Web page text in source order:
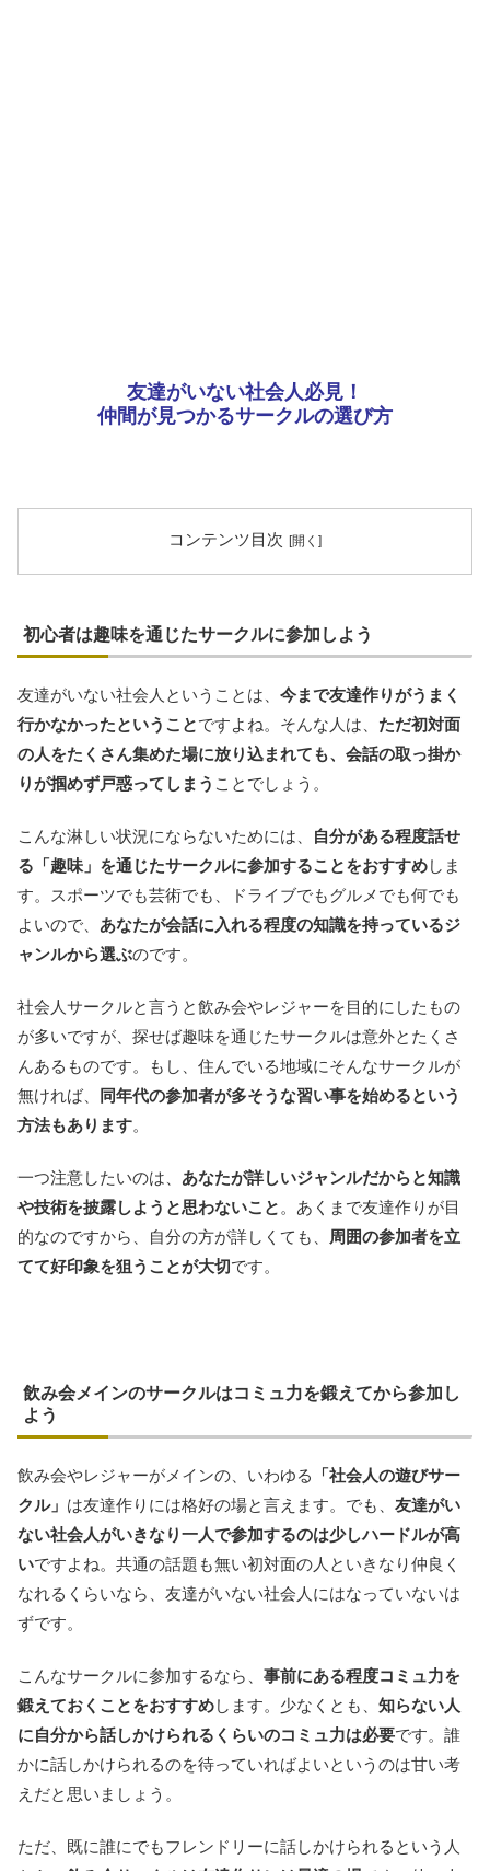
友達がいない社会人必見！
仲間が見つかるサークルの選び方
コンテンツ目次
初心者は趣味を通じたサークルに参加しよう
友達がいない社会人ということは、 今まで友達作りがうまく
行かなかったということですよね。そんな人は、 ただ初対面
の人をたくさん集めた場に放り込まれても、会話の取っ掛か
りが掴めず戸惑ってしまう ことでしょう。
こんな淋しい状況にならないためには、
自分がある程度話せ
る「趣味」を通じたサークルに参加することをおすすめしま
す。スポーツでも芸術でも、ドライブでもグルメでも何でも
よいので、 あなたが会話に入れる程度の知識を持っているジ
ャンルから選ぶのです。
社会人サークルと言うと飲み会やレジャーを目的にしたもの
が多いですが、探せば趣味を通じたサークルは意外とたくさ
んあるものです。もし、住んでいる地域にそんなサークルが
無ければ、
同年代の参加者が多そうな習い事を始めるという
方法もあります。
一つ注意したいのは、 あなたが詳しいジャンルだからと知識
や技術を披露しようと思わないこと 。あくまで友達作りが目
的なのですから、自分の方が詳しくても、
周囲の参加者を立
てて好印象を狙うことが大切です。
飲み会メインのサークルはコミュ力を鍛えてから参加し
よう
飲み会やレジャーがメインの、いわゆる
「社会人の遊びサー
クル」 は友達作りには格好の場と言えます。でも、 友達がい
ない社会人がいきなり一人で参加するのは少しハードルが高
いですよね。共通の話題も無い初対面の人といきなり仲良く
なれるくらいなら、友達がいない社会人にはなっていないは
ずです。
こんなサークルに参加するなら、 事前にある程度コミュ力を
鍛えておくことをおすすめします。少なくとも、 知らない人
に自分から話しかけられるくらいのコミュ力は必要です。誰
かに話しかけられるのを待っていればよいというのは甘い考
えだと思いましょう。
ただ、既に誰にでもフレンドリーに話しかけられるという人